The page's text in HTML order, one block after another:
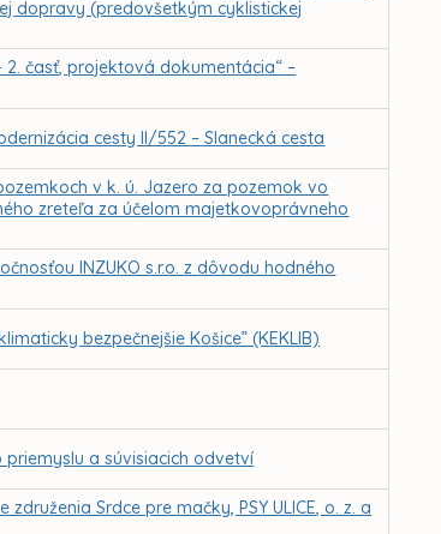
dopravy (predovšetkým cyklistickej
2. časť, projektová dokumentácia“ –
cesty II/552 – Slanecká cesta
v k. ú. Jazero za pozemok vo
zreteľa za účelom majetkovoprávneho
INZUKO s.r.o. z dôvodu hodného
bezpečnejšie Košice” (KEKLIB)
a súvisiacich odvetví
Srdce pre mačky, PSY ULICE, o. z. a